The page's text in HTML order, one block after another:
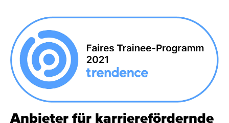
Anbieter für karrierefördernde